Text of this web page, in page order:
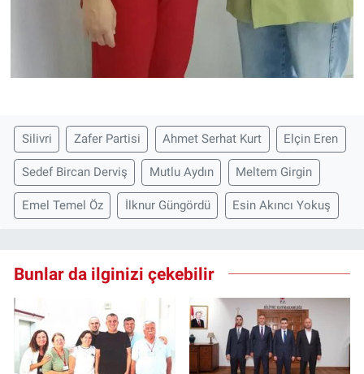
Silivri Zafer Partisi Ahmet Serhat Kurt Elçin Eren
Sedef Bircan Derviş Mutlu Aydın Meltem Girgin
Emel Temel Öz İlknur Güngördü Esin Akıncı Yokuş
Bunlar da ilginizi çekebilir